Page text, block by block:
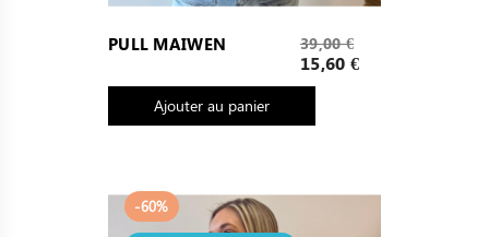
PULL MAIWEN
Prix
de
base
39,00 €
Prix
15,60 €
Ajouter au panier
-60%